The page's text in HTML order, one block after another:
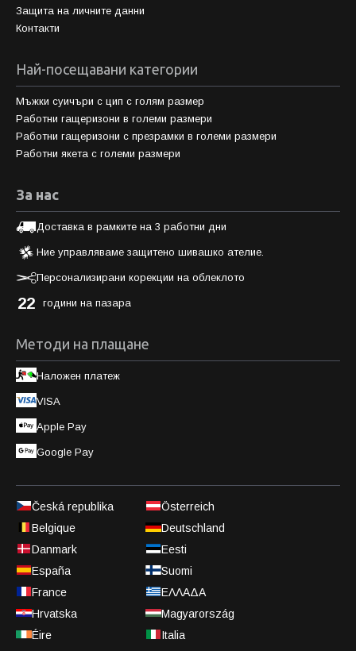
Защита на личните данни
Контакти
Най-посещавани категории
Мъжки суичъри с цип с голям размер
Работни гащеризони в големи размери
Работни гащеризони с презрамки в големи размери
Работни якета с големи размери
За нас
Доставка в рамките на 3 работни дни
Ние управляваме защитено шивашко ателие.
Персонализирани корекции на облеклото
22 години на пазара
Методи на плащане
Наложен платеж
VISA
Apple Pay
Google Pay
Česká republika
Österreich
Belgique
Deutschland
Danmark
Eesti
España
Suomi
France
ΕΛΛΑΔΑ
Hrvatska
Magyarország
Éire
Italia